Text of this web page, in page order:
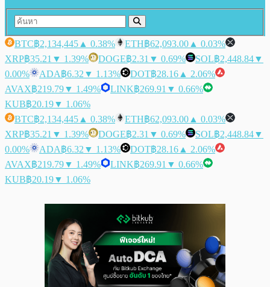
BTC฿2,134,445 ▲ 0.38% ETH฿62,093.00 ▲ 0.03%
XRP฿35.21 ▼ 1.39% DOGE฿2.31 ▼ 0.69% SOL฿2,448.84▼
0.00%
ADA฿6.32 ▼ 1.13% DOT฿28.16 ▲ 2.06%
AVAX฿219.79▼ 1.49% LINK฿269.91 ▼ 0.66%
KUB฿20.19▼ 1.06%
BTC฿2,134,445 ▲ 0.38% ETH฿62,093.00 ▲ 0.03%
XRP฿35.21 ▼ 1.39% DOGE฿2.31 ▼ 0.69% SOL฿2,448.84▼
0.00%
ADA฿6.32 ▼ 1.13% DOT฿28.16 ▲ 2.06%
AVAX฿219.79▼ 1.49% LINK฿269.91 ▼ 0.66%
KUB฿20.19▼ 1.06%